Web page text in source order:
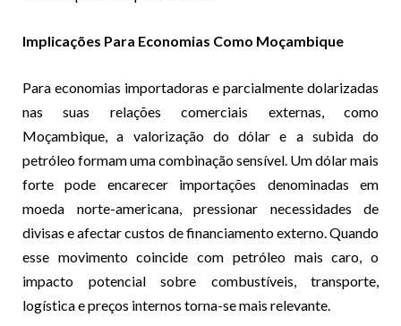
Implicações Para Economias Como Moçambique
Para economias importadoras e parcialmente dolarizadas
nas suas relações comerciais externas, como
Moçambique, a valorização do dólar e a subida do
petróleo formam uma combinação sensível. Um dólar mais
forte pode encarecer importações denominadas em
moeda norte-americana, pressionar necessidades de
divisas e afectar custos de financiamento externo. Quando
esse movimento coincide com petróleo mais caro, o
impacto potencial sobre combustíveis, transporte,
logística e preços internos torna-se mais relevante.